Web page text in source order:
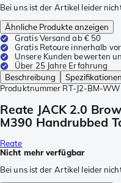
Bei uns ist der Artikel leider
Ähnliche Produkte anzeigen
Gratis Versand ab € 50
Gratis Retoure innerhalb
Unsere Kunden bewerten
Über 25 Jahre Erfahrung
Beschreibung
Spezifikationen
Produktnummer RT-J2-BM-
Reate JACK 2.0
M390 Handrubbed
Reate
Nicht mehr verfügbar
Bei uns ist der Artikel leider